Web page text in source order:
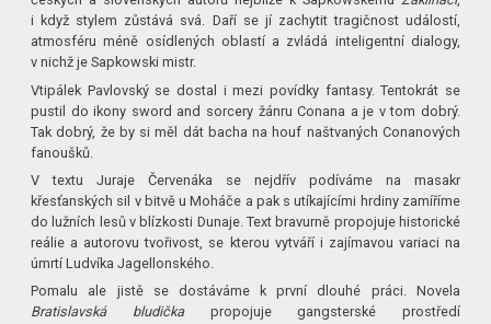
i když stylem zůstává svá. Daří se jí zachytit tragičnost událostí,
atmosféru méně osídlených oblastí a zvládá inteligentní dialogy,
v nichž je Sapkowski mistr.
Vtipálek Pavlovský se dostal i mezi povídky fantasy. Tentokrát se
pustil do ikony sword and sorcery žánru Conana a je v tom dobrý.
Tak dobrý, že by si měl dát bacha na houf naštvaných Conanových
fanoušků.
V textu Juraje Červenáka se nejdřív podíváme na masakr
křesťanských sil v bitvě u Moháče a pak s utíkajícími hrdiny zamíříme
do lužních lesů v blízkosti Dunaje. Text bravurně propojuje historické
reálie a autorovu tvořivost, se kterou vytváří i zajímavou variaci na
úmrtí Ludvíka Jagellonského.
Pomalu ale jistě se dostáváme k první dlouhé práci. Novela
Bratislavská bludičkapropojuje gangsterské prostředí